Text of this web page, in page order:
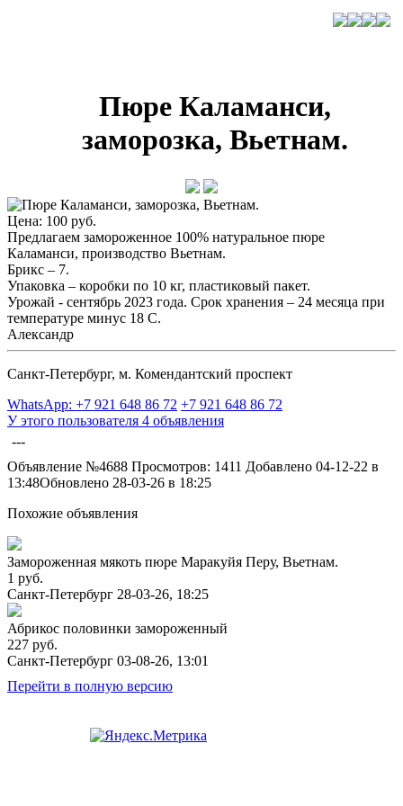
Пюре Каламанси,
заморозка, Вьетнам.
Цена: 100 руб.
Предлагаем замороженное 100% натуральное пюре
Каламанси, производство Вьетнам.
Брикс – 7.
Упаковка – коробки по 10 кг, пластиковый пакет.
Урожай - сентябрь 2023 года. Срок хранения – 24 месяца при
температуре минус 18 С.
Александр
Санкт-Петербург, м. Комендантский проспект
WhatsApp: +7 921 648 86 72 +7 921 648 86 72
У этого пользователя 4 объявления
---
Объявление №4688 Просмотров: 1411 Добавлено 04-12-22 в
13:48Обновлено 28-03-26 в 18:25
Похожие объявления
Замороженная мякоть пюре Маракуйя Перу, Вьетнам.
1 руб.
Санкт-Петербург 28-03-26, 18:25
Абрикос половинки замороженный
227 руб.
Санкт-Петербург 03-08-26, 13:01
Перейти в полную версию